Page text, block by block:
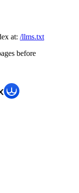
at: /llms.txt
before